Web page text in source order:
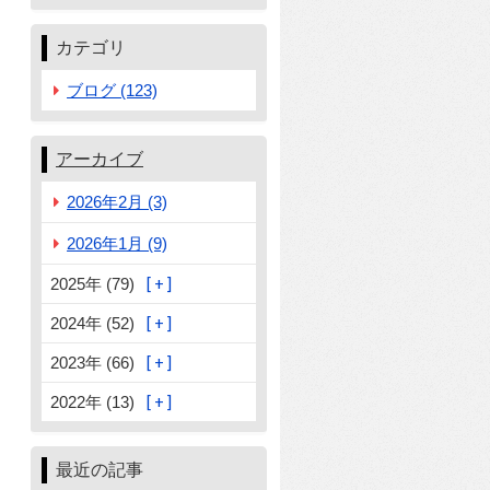
カテゴリ
ブログ (123)
アーカイブ
2026年2月 (3)
2026年1月 (9)
2025年 (79)
2024年 (52)
2023年 (66)
2022年 (13)
最近の記事